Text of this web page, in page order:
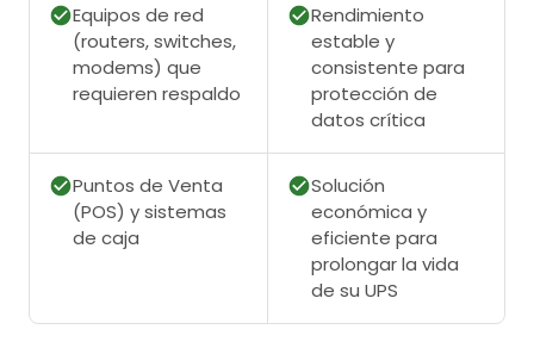
Equipos de red
(routers, switches,
modems) que
requieren respaldo
Rendimiento
estable y
consistente para
protección de
datos crítica
Puntos de Venta
(POS) y sistemas
de caja
Solución
económica y
eficiente para
prolongar la vida
de su UPS